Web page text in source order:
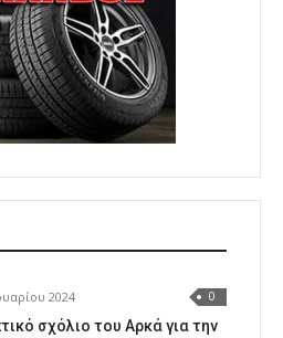
2024 0
σχόλιο του Αρκά για την